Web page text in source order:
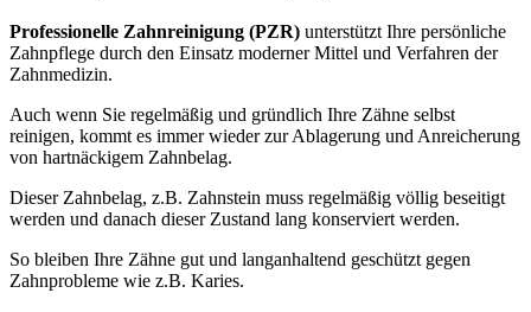
Professionelle Zahnreinigung (PZR) unterstützt Ihre persönliche
Zahnpflege durch den Einsatz moderner Mittel und Verfahren der
Zahnmedizin.
Auch wenn Sie regelmäßig und gründlich Ihre Zähne selbst
reinigen, kommt es immer wieder zur Ablagerung und Anreicherung
von hartnäckigem Zahnbelag.
Dieser Zahnbelag, z.B. Zahnstein muss regelmäßig völlig beseitigt
werden und danach dieser Zustand lang konserviert werden.
So bleiben Ihre Zähne gut und langanhaltend geschützt gegen
Zahnprobleme wie z.B. Karies.